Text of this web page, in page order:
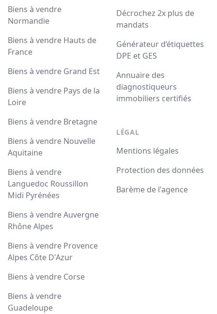
Biens à vendre
Normandie
Biens à vendre Hauts de
France
Biens à vendre Grand Est
Biens à vendre Pays de la
Loire
Biens à vendre Bretagne
Biens à vendre Nouvelle
Aquitaine
Biens à vendre
Languedoc Roussillon
Midi Pyrénées
Biens à vendre Auvergne
Rhône Alpes
Biens à vendre Provence
Alpes Côte D'Azur
Biens à vendre Corse
Biens à vendre
Guadeloupe
Décrochez 2x plus de
mandats
Générateur d’étiquettes
DPE et GES
Annuaire des
diagnostiqueurs
immobiliers certifiés
LÉGAL
Mentions légales
Protection des données
Barème de l'agence